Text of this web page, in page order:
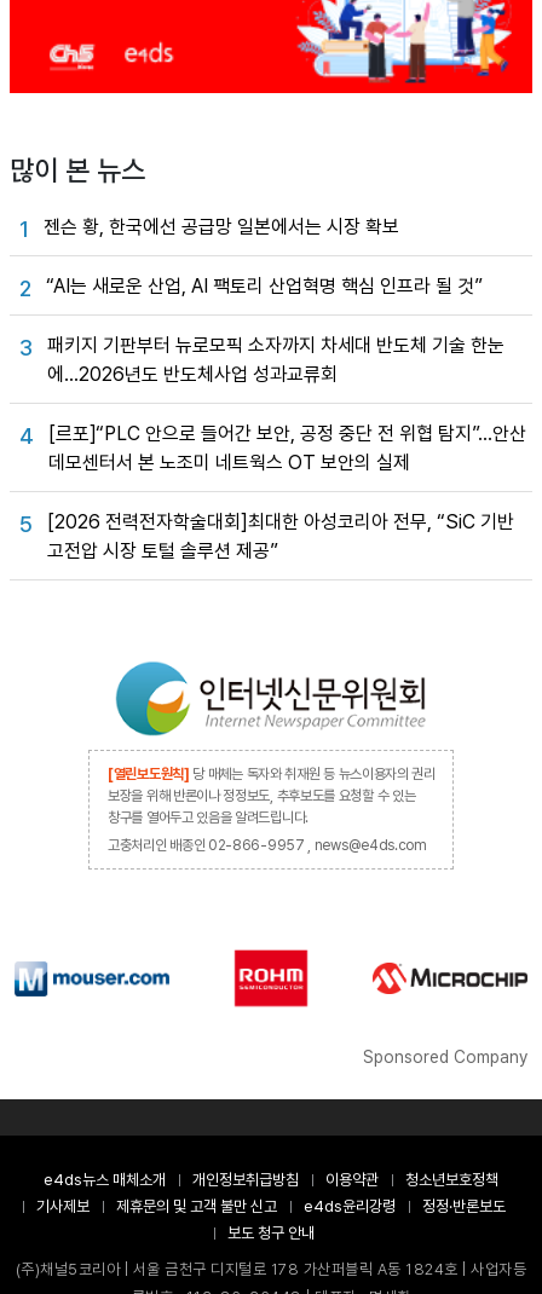
많이 본 뉴스
1 젠슨 황, 한국에선 공급망 일본에서는 시장 확보
2 “AI는 새로운 산업, AI 팩토리 산업혁명 핵심 인프라 될 것”
3
패키지 기판부터 뉴로모픽 소자까지 차세대 반도체 기술 한눈
에…2026년도 반도체사업 성과교류회
4
[르포]“PLC 안으로 들어간 보안, 공정 중단 전 위협 탐지”…안산
데모센터서 본 노조미 네트웍스 OT 보안의 실제
5
[2026 전력전자학술대회]최대한 아성코리아 전무, “SiC 기반
고전압 시장 토털 솔루션 제공”
[열린보도원칙] 당 매체는 독자와 취재원 등 뉴스이용자의 권리
보장을 위해 반론이나 정정보도, 추후보도를 요청할 수 있는
창구를 열어두고 있음을 알려드립니다.
고충처리인 배종인 02-866-9957 , news@e4ds.com
Sponsored Company
e4ds뉴스 매체소개 개인정보취급방침 이용약관
청소년보호정책
기사제보
제휴문의 및 고객 불만 신고 e4ds윤리강령
정정·반론보도
보도 청구 안내
(주)채널5코리아 | 서울 금천구 디지털로 178 가산퍼블릭 A동 1824호 | 사업자등